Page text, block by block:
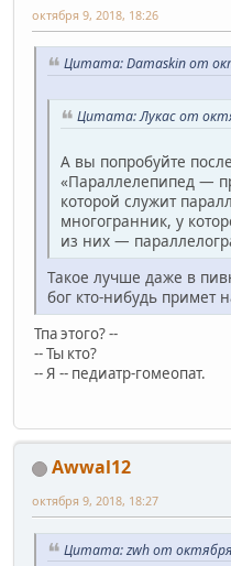
октября 9, 2018, 18:26
Цитата: Damaskin от
Цитата: Лукас от
А вы попробуйте
«Параллелепипед —
которой служит
многогранник, у
из них —
Такое лучше даже в
бог кто-нибудь примет
Тпа этого? --
-- Ты кто?
-- Я -- педиатр-гомеопат.
Awwal12
октября 9, 2018, 18:27
Цитата: zwh от